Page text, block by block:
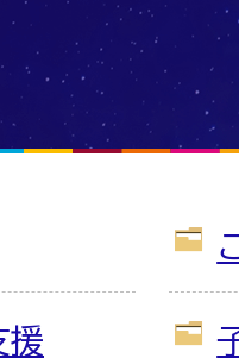
援